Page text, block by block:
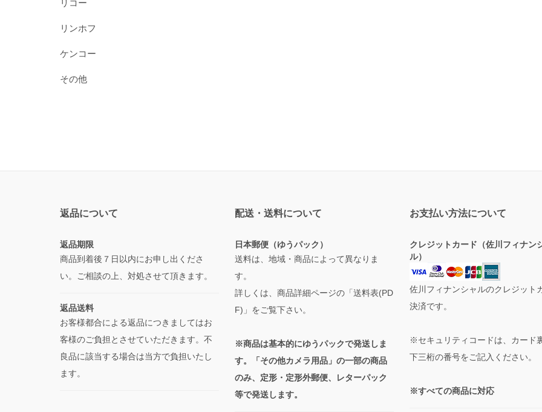
リコー
リンホフ
ケンコー
その他
返品について
返品期限
商品到着後７日以内にお申し出くださ
い。ご相談の上、対処させて頂きます。
返品送料
お客様都合による返品につきましてはお
客様のご負担とさせていただきます。不
良品に該当する場合は当方で負担いたし
ます。
配送・送料について
日本郵便（ゆうパック）
送料は、地域・商品によって異なりま
す。
詳しくは、商品詳細ページの「送料表(PD
F)」をご覧下さい。
※商品は基本的にゆうパックで発送しま
す。「その他カメラ用品」の一部の商品
のみ、定形・定形外郵便、レターパック
等で発送します。
お支払い方法について
クレジットカード（佐川フィナン
ル）
佐川フィナンシャルのクレジット
決済です。
※セキュリティコードは、カード
下三桁の番号をご記入ください。
※すべての商品に対応